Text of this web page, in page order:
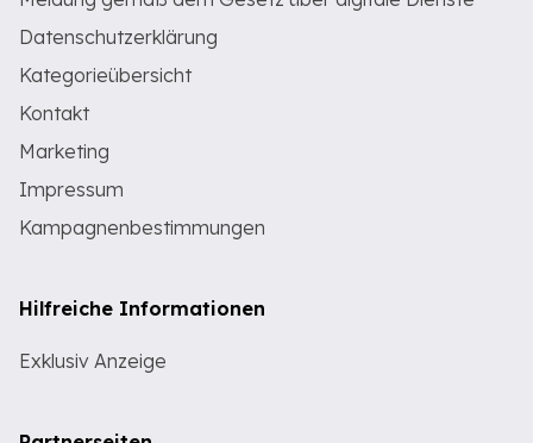
Datenschutzerklärung
Kategorieübersicht
Kontakt
Marketing
Impressum
Kampagnenbestimmungen
Hilfreiche Informationen
Exklusiv Anzeige